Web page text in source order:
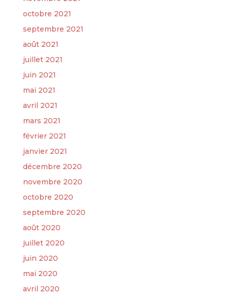
octobre 2021
septembre 2021
août 2021
juillet 2021
juin 2021
mai 2021
avril 2021
mars 2021
février 2021
janvier 2021
décembre 2020
novembre 2020
octobre 2020
septembre 2020
août 2020
juillet 2020
juin 2020
mai 2020
avril 2020